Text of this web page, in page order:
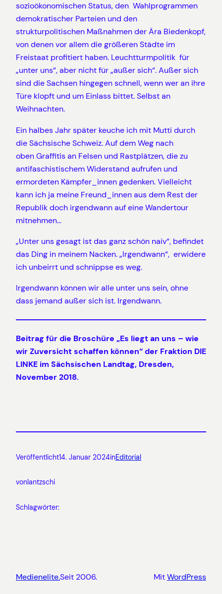
sozioökonomischen Status, den Wahlprogrammen
demokratischer Parteien und den
strukturpolitischen Maßnahmen der Ära Biedenkopf,
von denen vor allem die größeren Städte im
Freistaat profitiert haben. Leuchtturmpolitik für
„unter uns“, aber nicht für „außer sich“. Außer sich
sind die Sachsen hingegen schnell, wenn wer an ihre
Türe klopft und um Einlass bittet. Selbst an
Weihnachten.
Ein halbes Jahr später keuche ich mit Mutti durch
die Sächsische Schweiz. Auf dem Weg nach
oben Graffitis an Felsen und Rastplätzen, die zu
antifaschistischem Widerstand aufrufen und
ermordeten Kämpfer_innen gedenken. Vielleicht
kann ich ja meine Freund_innen aus dem Rest der
Republik doch irgendwann auf eine Wandertour
mitnehmen…
„Unter uns gesagt ist das ganz schön naiv“, befindet
das Ding in meinem Nacken. „Irgendwann“, erwidere
ich unbeirrt und schnippse es weg.
Irgendwann können wir alle unter uns sein, ohne
dass jemand außer sich ist. Irgendwann.
Beitrag für die Broschüre „Es liegt an uns – wie
wir Zuversicht schaffen können“ der Fraktion DIE
LINKE im Sächsischen Landtag, Dresden,
November 2018.
Veröffentlicht14. Januar 2024inEditorial
vonlantzschi
Schlagwörter:
Medienelite.Seit 2006. MitWordPress